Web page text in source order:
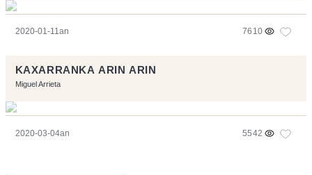
2020-01-11an 7610
KAXARRANKA ARIN ARIN
Miguel Arrieta
2020-03-04an 5542